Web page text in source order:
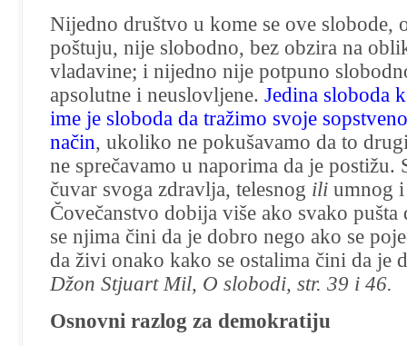
Nijedno društvo u kome se ove slobode,
poštuju, nije slobodno, bez obzira na
vladavine; i nijedno nije potpuno
apsolutne i neuslovljene. Jedina sloboda
ime je sloboda da tražimo svoje
način, ukoliko ne pokušavamo da to
ne sprečavamo u naporima da je postižu.
čuvar svoga zdravlja, telesnog ili umnog
Čovečanstvo dobija više ako svako
se njima čini da je dobro nego ako se
da živi onako kako se ostalima čini da je
Džon Stjuart Mil, O slobodi, str. 39 i 46.
Osnovni razlog za demokratiju